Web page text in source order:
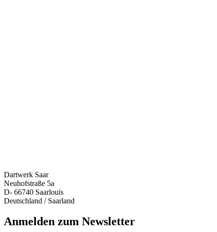
Dartwerk Saar
Neuhofstraße 5a
D- 66740 Saarlouis
Deutschland / Saarland
Anmelden zum Newsletter